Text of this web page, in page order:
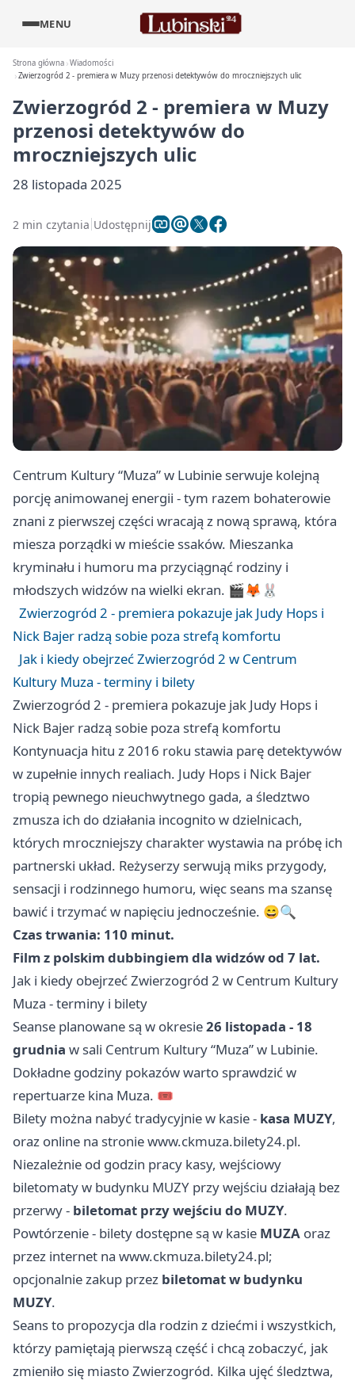
MENU
Strona główna Wiadomości
Zwierzogród 2 - premiera w Muzy przenosi detektywów do mroczniejszych ulic
Zwierzogród 2 - premiera w Muzy
przenosi detektywów do
mroczniejszych ulic
28 listopada 2025
2 min czytania Udostępnij
Centrum Kultury “Muza” w Lubinie serwuje kolejną
porcję animowanej energii - tym razem bohaterowie
znani z pierwszej części wracają z nową sprawą, która
miesza porządki w mieście ssaków. Mieszanka
kryminału i humoru ma przyciągnąć rodziny i
młodszych widzów na wielki ekran. 🎬🦊🐰
Zwierzogród 2 - premiera pokazuje jak Judy Hops i
Nick Bajer radzą sobie poza strefą komfortu
Jak i kiedy obejrzeć Zwierzogród 2 w Centrum
Kultury Muza - terminy i bilety
Zwierzogród 2 - premiera pokazuje jak Judy Hops i
Nick Bajer radzą sobie poza strefą komfortu
Kontynuacja hitu z 2016 roku stawia parę detektywów
w zupełnie innych realiach. Judy Hops i Nick Bajer
tropią pewnego nieuchwytnego gada, a śledztwo
zmusza ich do działania incognito w dzielnicach,
których mroczniejszy charakter wystawia na próbę ich
partnerski układ. Reżyserzy serwują miks przygody,
sensacji i rodzinnego humoru, więc seans ma szansę
bawić i trzymać w napięciu jednocześnie. 😄🔍
Czas trwania: 110 minut.
Film z polskim dubbingiem dla widzów od 7 lat.
Jak i kiedy obejrzeć Zwierzogród 2 w Centrum Kultury
Muza - terminy i bilety
Seanse planowane są w okresie26 listopada - 18
grudnia w sali Centrum Kultury “Muza” w Lubinie.
Dokładne godziny pokazów warto sprawdzić w
repertuarze kina Muza. 🎟️
Bilety można nabyć tradycyjnie w kasie - kasa MUZY,
oraz online na stronie www.ckmuza.bilety24.pl.
Niezależnie od godzin pracy kasy, wejściowy
biletomaty w budynku MUZY przy wejściu działają bez
przerwy - biletomat przy wejściu do MUZY.
Powtórzenie - bilety dostępne są w kasie MUZA oraz
przez internet na www.ckmuza.bilety24.pl;
opcjonalnie zakup przez biletomat w budynku
MUZY.
Seans to propozycja dla rodzin z dziećmi i wszystkich,
którzy pamiętają pierwszą część i chcą zobaczyć, jak
zmieniło się miasto Zwierzogród. Kilka ujęć śledztwa,